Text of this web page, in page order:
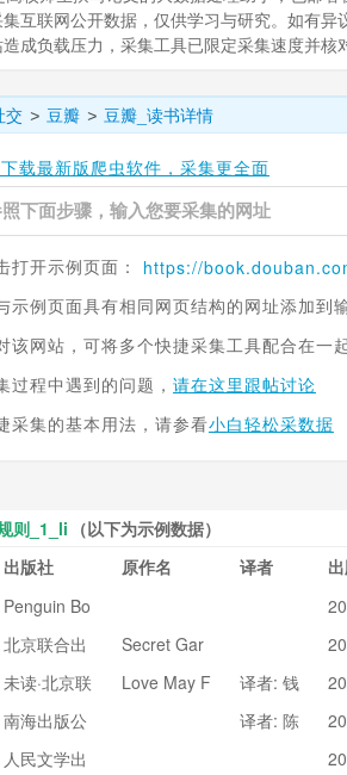
互联网公开数据，仅供学习与研究。如有
成负载压力，采集工具已限定采集速度并
交 > 豆瓣 > 豆瓣_读书详情
载最新版爬虫软件，采集更全面
打开示例页面： https://
示例页面具有相同网页结构的网址添加到
该网站，可将多个快捷采集工具配合在一
过程中遇到的问题， 请在这里跟帖讨论
采集的基本用法，请参看小白轻松采数据
则_1_li （以下为示例数据）
出版社 原作名 译者
Penguin Bo
北京联合出
版公司
Secret Gar
y Treasure
未读·北京联
合出版公司
Love May F
译者: 钱
思文
南海出版公
译者: 陈
人民文学出